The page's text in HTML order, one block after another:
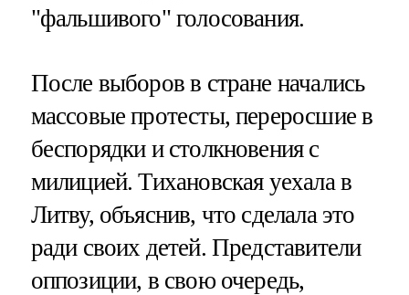
"фальшивого" голосования.
После выборов в стране начались
массовые протесты, переросшие в
беспорядки и столкновения с
милицией. Тихановская уехала в
Литву, объяснив, что сделала это
ради своих детей. Представители
оппозиции, в свою очередь,